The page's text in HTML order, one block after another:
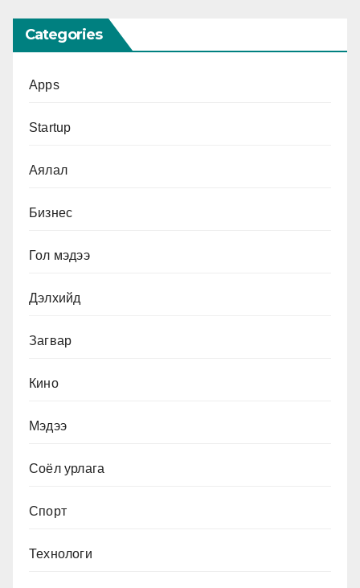
Categories
Apps
Startup
Аялал
Бизнес
Гол мэдээ
Дэлхийд
Загвар
Кино
Мэдээ
Соёл урлага
Спорт
Технологи